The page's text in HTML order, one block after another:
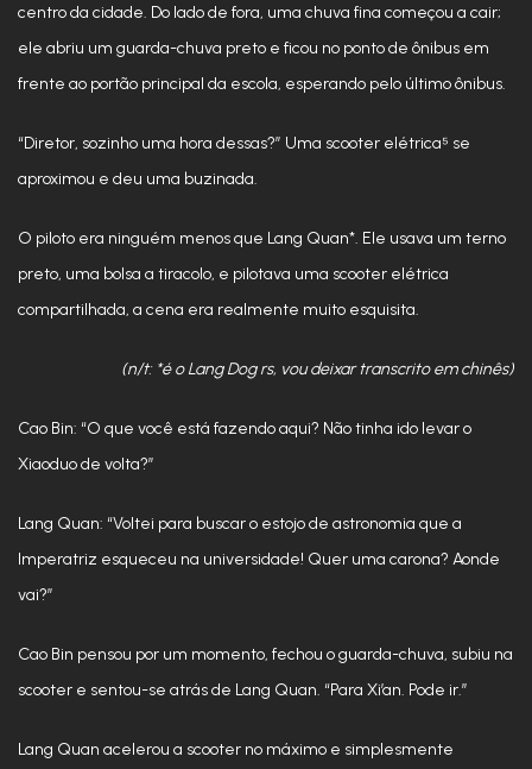
centro da cidade. Do lado de fora, uma chuva fina começou a cair;
ele abriu um guarda-chuva preto e ficou no ponto de ônibus em
frente ao portão principal da escola, esperando pelo último ônibus.
“Diretor, sozinho uma hora dessas?” Uma scooter elétrica⁵ se
aproximou e deu uma buzinada.
O piloto era ninguém menos que Lang Quan*. Ele usava um terno
preto, uma bolsa a tiracolo, e pilotava uma scooter elétrica
compartilhada, a cena era realmente muito esquisita.
(n/t: *é o Lang Dog rs, vou deixar transcrito em chinês)
Cao Bin: “O que você está fazendo aqui? Não tinha ido levar o
Xiaoduo de volta?”
Lang Quan: “Voltei para buscar o estojo de astronomia que a
Imperatriz esqueceu na universidade! Quer uma carona? Aonde
vai?”
Cao Bin pensou por um momento, fechou o guarda-chuva, subiu na
scooter e sentou-se atrás de Lang Quan. “Para Xi’an. Pode ir.”
Lang Quan acelerou a scooter no máximo e simplesmente